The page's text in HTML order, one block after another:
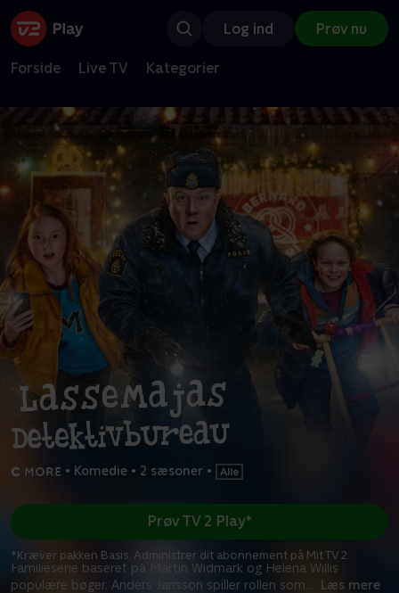
Log ind Prøv nu
Forside Live TV Kategorier
• Komedie • 2 sæsoner •
Familieserie baseret på Martin Widmark og Helena Willis
populære bøger. Anders Jansson spiller rollen som... Læs mere
Prøv TV 2 Play*
*Kræver pakken Basis. Administrer dit abonnement på Mit TV 2.